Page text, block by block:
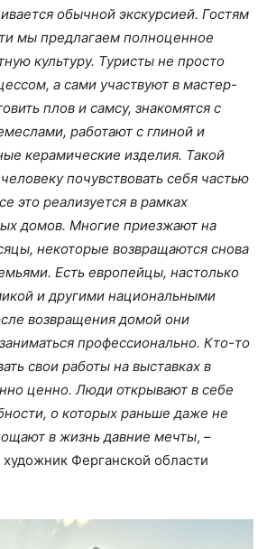
обычной экскурсией. Гостям
мы предлагаем полноценное
культуру. Туристы не просто
а сами участвуют в мастер-
плов и самсу, знакомятся с
работают с глиной и
керамические изделия. Такой
почувствовать себя частью
это реализуется в рамках
домов. Многие приезжают на
некоторые возвращаются снова
Есть европейцы, настолько
и другими национальными
возвращения домой они
профессионально. Кто-то
свои работы на выставках в
ценно. Люди открывают в себе
о которых раньше даже не
в жизнь давние мечты, –
художник Ферганской области